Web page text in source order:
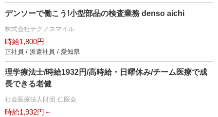
デンソーで働こう!小型部品の検査業務 denso aichi
株式会社テクノスマイル
時給1,800円
正社員 / 派遣社員 / 愛知県
理学療法士/時給1932円/高時給・日曜休み/チーム医療で成
長できる老健
社会医療法人財団 仁医会
時給1,932円～